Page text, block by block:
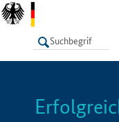
LISTE